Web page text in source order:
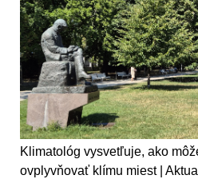
Klimatológ vysvetľuje, ako
ovplyvňovať klímu miest |